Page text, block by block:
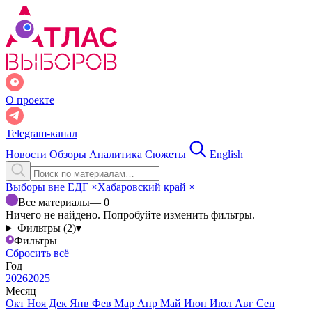
О проекте
Telegram-канал
Новости Обзоры Аналитика Сюжеты English
Выборы вне ЕДГ ×Хабаровский край ×
Все материалы— 0
Ничего не найдено. Попробуйте изменить фильтры.
Фильтры (2)▾
Фильтры
Сбросить всё
Год
20262025
Месяц
Окт Ноя Дек Янв Фев Мар Апр Май Июн Июл Авг Сен